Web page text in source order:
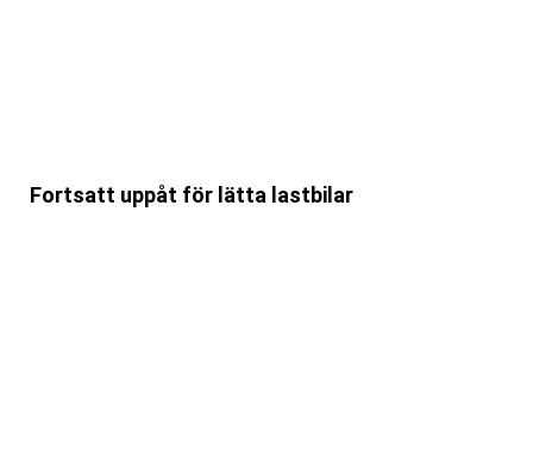
Fortsatt uppåt för lätta lastbilar